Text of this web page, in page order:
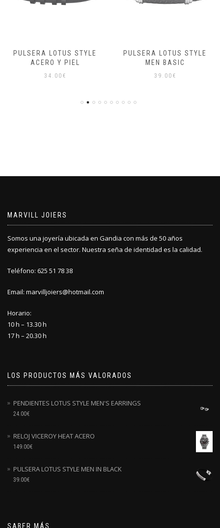
PULSERA LOTUS STYLE
ACERO Y PIEL
34.00 €
PULSERA LOTUS STYLE
MEN BASIC
39.00 €
MARVILL JOIERS
Somos una joyería ubicada en Gandia con más de 50 años
experiencia en el sector. Nuestra seña de identidad es la calidad.
Teléfono: 625 51 78 38
Email: marvilljoiers@hotmail.com
Horario:
10 h – 13.30 h
17 h – 20.30 h
LOS PRODUCTOS MÁS VALORADOS
PENDIENTES LOTUS STYLE MEN'S EARRINGS
24.00€
RELOJ VICEROY HEAT ACERO
149.00€
PULSERA LOTUS STYLE MEN IN BLACK
39.00€
SABER MÁS